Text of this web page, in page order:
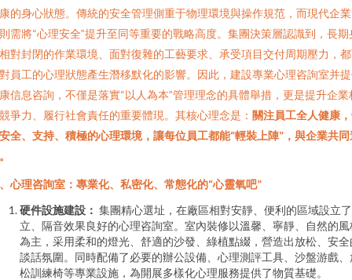
的身心狀態。傳統的安全管理側重于物理環境與操作規范，而現代企
需將“心理安全”提升至同等重要的戰略高度。集團決策層認識到，長期
對封閉的作業環境、面對復雜的工藝要求、承受項目交付周期壓力，
員工的心理狀態產生潛移默化的影響。因此，建設專業心理咨詢室并
信息咨詢，不僅是落實“以人為本”管理理念的具體舉措，更是提升企業
爭力、履行社會責任的重要體現。其核心理念是： 關注員工全人健康
全、支持、積極的心理環境，讓每位員工都能“輕裝上陣”，與企業共同
心理咨詢室：專業化、私密化、常態化的“心靈氧吧”
硬件設施建設： 集團精心選址，在廠區相對安靜、便利的區域設立
立、隔音效果良好的心理咨詢室。室內裝修以溫馨、寧靜、自然的風
為主，采用柔和的燈光、舒適的沙發、綠植點綴，營造出放松、安全
談話氛圍。同時配備了必要的辦公設備、心理測評工具、沙盤游戲、
松訓練椅等專業設施，為開展多樣化心理服務提供了物質基礎。